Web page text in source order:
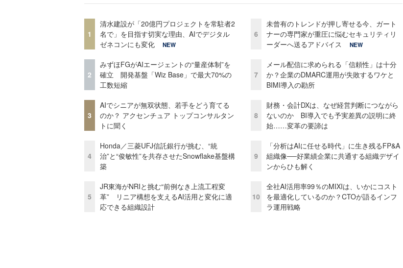
1
清水建設が「20億円プロジェクトを常駐者2
名で」を目指す切実な理由、AIでデジタル
ゼネコンにも変化
NEW
2
みずほFGがAIエージェントの“量産体制”を
確立 開発基盤「Wiz Base」で最大70%の
工数短縮
3
AIでシニアが無双状態、若手をどう育てる
のか？ アクセンチュア トップコンサルタン
トに聞く
4
Honda／三菱UFJ信託銀行が挑む、“統
治”と“俊敏性”を共存させたSnowflake基盤構
築
5
JR東海がNRIと挑む“前例なき上流工程変
革” リニア構想を支えるAI活用と変化に適
応できる組織設計
6
未曾有のトレンドが押し寄せる今、ガート
ナーの専門家が重圧に悩むセキュリティリ
ーダーへ送るアドバイス
NEW
7
メール配信に求められる「信頼性」は十分
か？企業のDMARC運用が失敗するワケと
BIMI導入の勘所
8
財務・会計DXは、なぜ経営判断につながら
ないのか BI導入でも予実差異の説明に終
始……変革の要諦は
9
「分析はAIに任せる時代」に生き残るFP&A
組織像──好業績企業に共通する組織デザイ
ンからひも解く
10
全社AI活用率99％のMIXIは、いかにコスト
を最適化しているのか？CTOが語るインフ
ラ運用戦略